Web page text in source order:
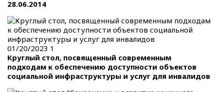
28.06.2014
01/20/2023 1
Круглый стол, посвященный современным
подходам к обеспечению доступности объектов
социальной инфраструктуры и услуг для инвалидов